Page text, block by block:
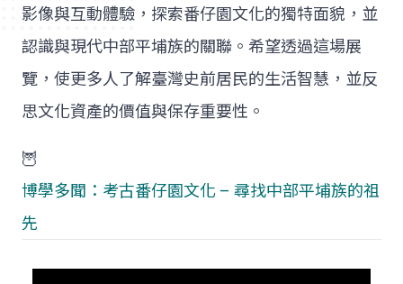
影像與互動體驗，探索番仔園文化的獨特面貌，並
認識與現代中部平埔族的關聯。希望透過這場展
覽，使更多人了解臺灣史前居民的生活智慧，並反
思文化資產的價值與保存重要性。
🦉
博學多聞：考古番仔園文化 – 尋找中部平埔族的祖
先